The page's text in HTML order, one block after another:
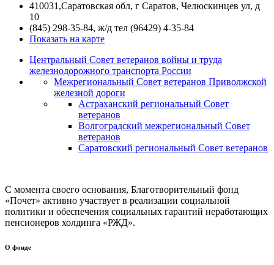
410031,Саратовская обл, г Саратов, Челюскинцев ул, д
10
(845) 298-35-84, ж/д тел (96429) 4-35-84
Показать на карте
Центральный Совет ветеранов войны и труда
железнодорожного транспорта России
Межрегиональный Совет ветеранов Приволжской
железной дороги
Астраханский региональный Совет
ветеранов
Волгоградский межрегиональный Совет
ветеранов
Саратовский региональный Совет ветеранов
С момента своего основания, Благотворительный фонд
«Почет» активно участвует в реализации социальной
политики и обеспечения социальных гарантий неработающих
пенсионеров холдинга «РЖД».
О фонде